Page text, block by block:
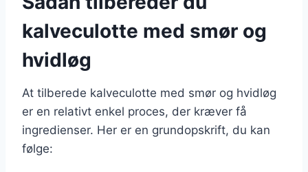
kalveculotte med smør og
hvidløg
At tilberede kalveculotte med smør og hvidløg
er en relativt enkel proces, der kræver få
ingredienser. Her er en grundopskrift, du kan
følge: